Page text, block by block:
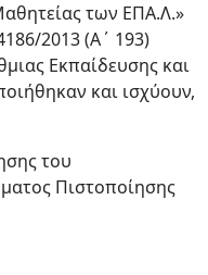
των ΕΠΑ.Λ.»
2013 (Α΄ 193)
Εκπαίδευσης και
και ισχύουν,
του
Πιστοποίησης